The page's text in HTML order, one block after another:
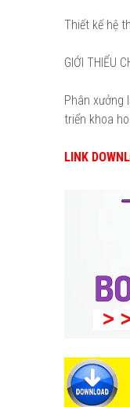
Thiết kế hệ
GIỚI THIỂU
Phân xưởng
triển khoa
LINK